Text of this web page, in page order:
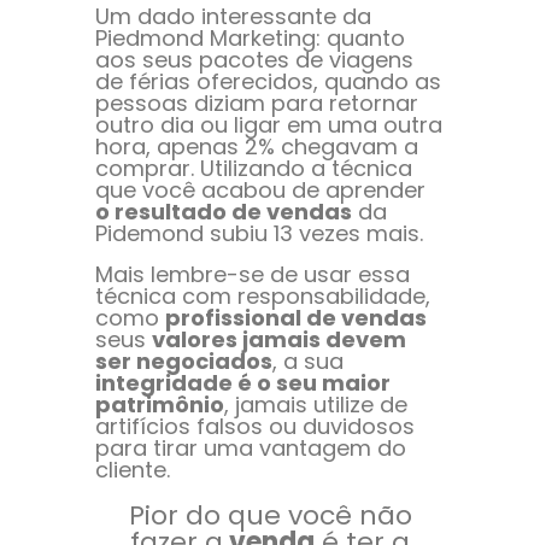
Um dado interessante da
Piedmond Marketing: quanto
aos seus pacotes de viagens
de férias oferecidos, quando as
pessoas diziam para retornar
outro dia ou ligar em uma outra
hora, apenas 2% chegavam a
comprar. Utilizando a técnica
que você acabou de aprender
o resultado de vendas da
Pidemond subiu 13 vezes mais.
Mais lembre-se de usar essa
técnica com responsabilidade,
como profissional de vendas
seus valores jamais devem
ser negociados, a sua
integridade é o seu maior
patrimônio, jamais utilize de
artifícios falsos ou duvidosos
para tirar uma vantagem do
cliente.
Pior do que você não